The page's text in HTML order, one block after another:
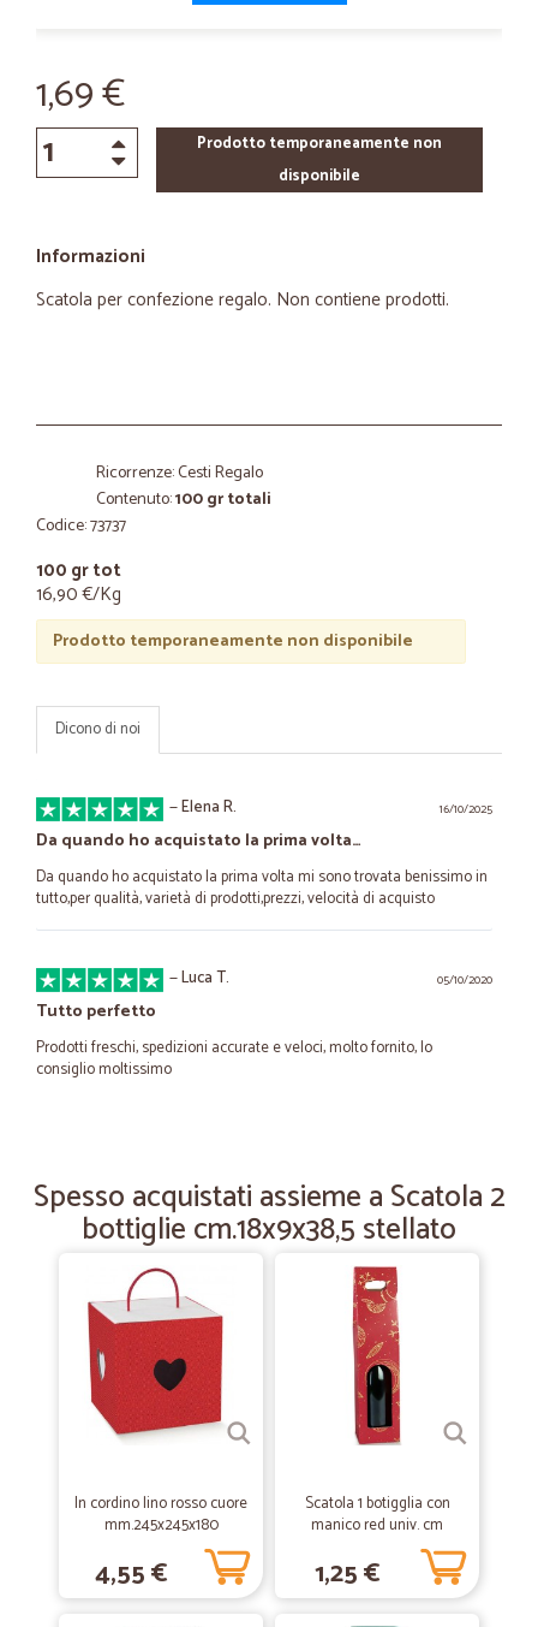
1,69 €
Prodotto temporaneamente non
disponibile
Informazioni
Scatola per confezione regalo. Non contiene prodotti.
Ricorrenze: Cesti Regalo
Contenuto:100 gr totali
Codice: 73737
100 gr tot
16,90 €/Kg
Prodotto temporaneamente non disponibile
Dicono di noi
16/10/2025
—Elena R.
Da quando ho acquistato la prima volta…
Da quando ho acquistato la prima volta mi sono trovata benissimo in
tutto,per qualità, varietà di prodotti,prezzi, velocità di acquisto
05/10/2020
—Luca T.
Tutto perfetto
Prodotti freschi, spedizioni accurate e veloci, molto fornito, lo
consiglio moltissimo
Qualche ritardo nella consegna ma…
Qualche ritardo nella consegna ma comprensibile nella particolare
situazione
—Ivana Z.
Spedizione precisa e puntuale.
Spedizione precisa e puntuale.
Tutto perfetto
Spesso acquistati assieme a Scatola 2
bottiglie cm.18x9x38,5 stellato
In cordino lino rosso cuore
mm.245x245x180
4,55 €
Scatola 1 botigglia con
manico red univ. cm
1,25 €